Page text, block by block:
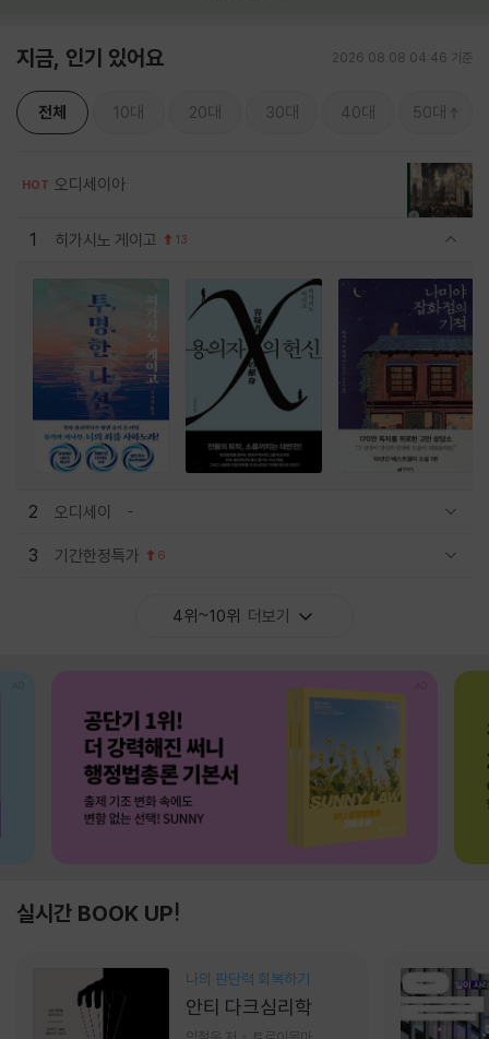
지금, 인기 있어요 2026.08.08 04:46 기준
전체 10대 20대 30대 40대 50대
HOT 오디세이아
1 히가시노 게이고 13
2 오디세이
3 기간한정특가 6
4위~10위 더보기
실시간 BOOK UP!
나의 판단력 회복하기
안티 다크심리학